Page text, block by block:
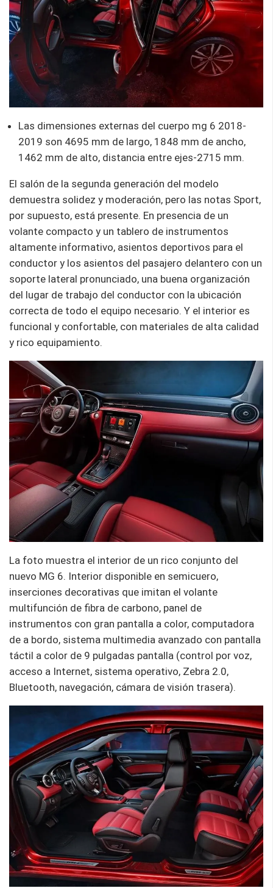
Las dimensiones externas del cuerpo mg 6 2018-
2019 son 4695 mm de largo, 1848 mm de ancho,
1462 mm de alto, distancia entre ejes-2715 mm.
El salón de la segunda generación del modelo
demuestra solidez y moderación, pero las notas Sport,
por supuesto, está presente. En presencia de un
volante compacto y un tablero de instrumentos
altamente informativo, asientos deportivos para el
conductor y los asientos del pasajero delantero con un
soporte lateral pronunciado, una buena organización
del lugar de trabajo del conductor con la ubicación
correcta de todo el equipo necesario. Y el interior es
funcional y confortable, con materiales de alta calidad
y rico equipamiento.
La foto muestra el interior de un rico conjunto del
nuevo MG 6. Interior disponible en semicuero,
inserciones decorativas que imitan el volante
multifunción de fibra de carbono, panel de
instrumentos con gran pantalla a color, computadora
de a bordo, sistema multimedia avanzado con pantalla
táctil a color de 9 pulgadas pantalla (control por voz,
acceso a Internet, sistema operativo, Zebra 2.0,
Bluetooth, navegación, cámara de visión trasera).